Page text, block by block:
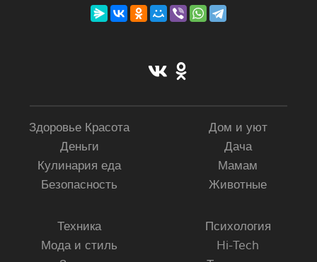
Здоровье Красота
Деньги
Кулинария еда
Безопасность
Дом и уют
Дача
Мамам
Животные
Техника
Мода и стиль
Психология
Hi-Tech